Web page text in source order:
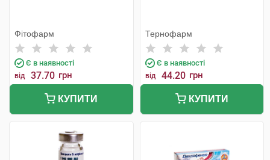
Фітофарм
Є в наявності
від 37.70 грн
КУПИТИ
Тернофарм
Є в наявності
від 44.20 грн
КУПИТИ